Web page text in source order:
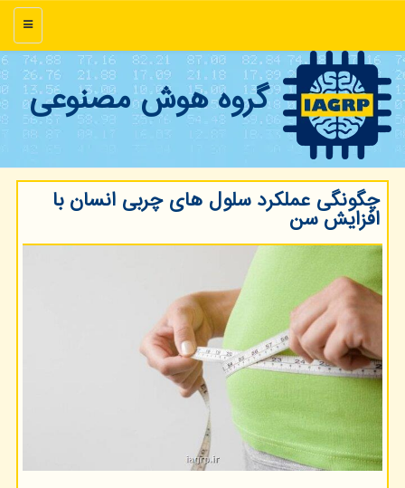
منو
گروه هوش مصنوعی
چگونگی عملكرد سلول های چربی انسان با
افزایش سن